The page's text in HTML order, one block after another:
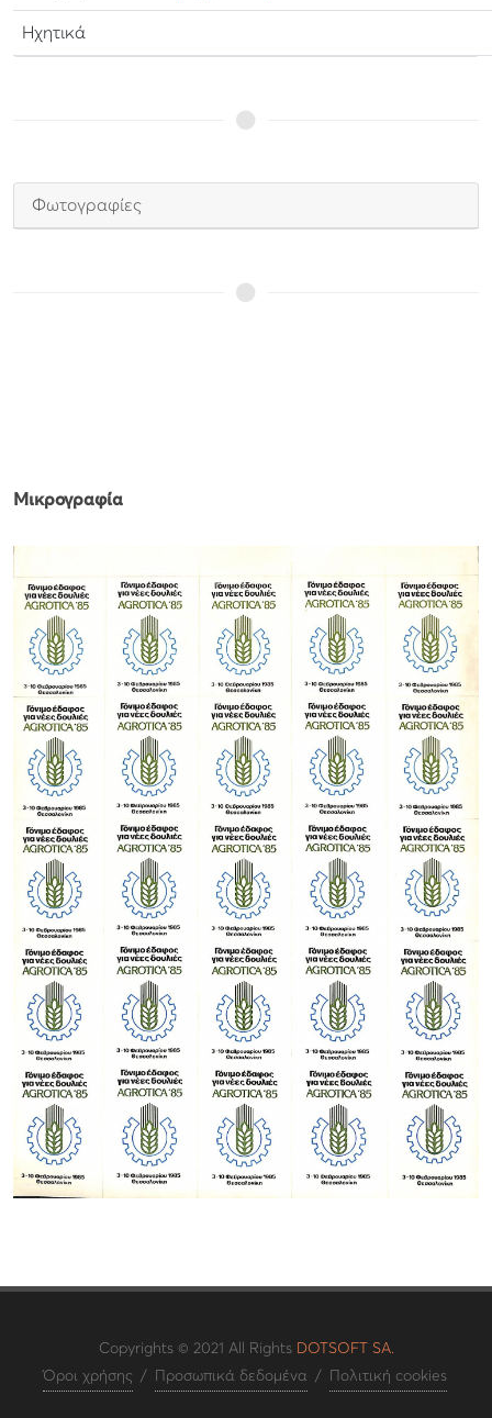
Ηχητικά
Φωτογραφίες
Μικρογραφία
Copyrights © 2021 All Rights DOTSOFT SA.
Όροι χρήσης / Προσωπικά δεδομένα / Πολιτική cookies